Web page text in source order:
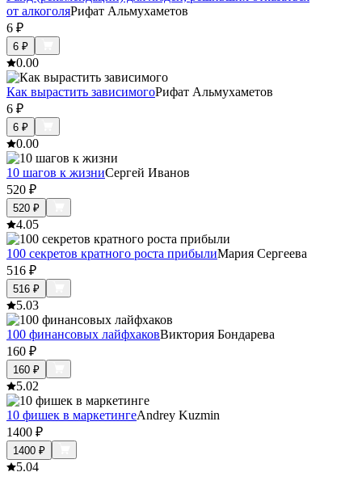
от алкоголяРифат Альмухаметов
6 ₽
6 ₽
0.00
Как вырастить зависимогоРифат Альмухаметов
6 ₽
6 ₽
0.00
10 шагов к жизниСергей Иванов
520 ₽
520 ₽
4.05
100 секретов кратного роста прибылиМария Сергеева
516 ₽
516 ₽
5.03
100 финансовых лайфхаковВиктория Бондарева
160 ₽
160 ₽
5.02
10 фишек в маркетингеAndrey Kuzmin
1400 ₽
1400 ₽
5.04